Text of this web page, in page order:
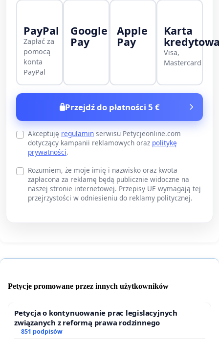
PayPal
Zapłać za
pomocą
konta
PayPal
Google
Pay
Apple
Pay
Karta
Visa,
Mastercard
Przejdź do płatności 5 €
Akceptuję regulamin serwisu Petycjeonline.com
dotyczący kampanii reklamowych oraz politykę
prywatności.
Rozumiem, że moje imię i nazwisko oraz kwota
zapłacona za reklamę będą publicznie widoczne na
naszej stronie internetowej. Przepisy UE wymagają tej
przejrzystości w odniesieniu do reklamy politycznej.
Petycje promowane przez innych użytkowników
Petycja o kontynuowanie prac legislacyjnych
związanych z reformą prawa rodzinnego
851 podpisów